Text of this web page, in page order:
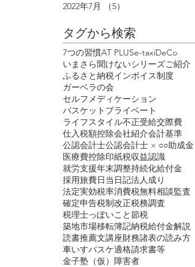
2022年7月
（5）
タグから検索
7つの習慣AT PLUSe-taxiDeCo
いまさら聞けないシリーズご紹介
ふるさと納税インボイス制度
ガーベラの会
セルフメディケーション
バスケット プライベート
ライフスタイル不正受給交際費
仕入税額控除会社紹介会計基準
公認会計士公認会計士 × ○○助成金
医療費控除印紙税収益認識
就労支援年末調整持続化給付金
採用旅費日当 日記法人成り
法定実効税率消費税無料相談監査
確定申告税制改正税務調査
税理士っぽいこと節税
築地市場移転簿記納税給付金解説
読書推薦文講座財務諸表の読み方
車いすバスケ適格請求書等
金子塾（仮） 障害者